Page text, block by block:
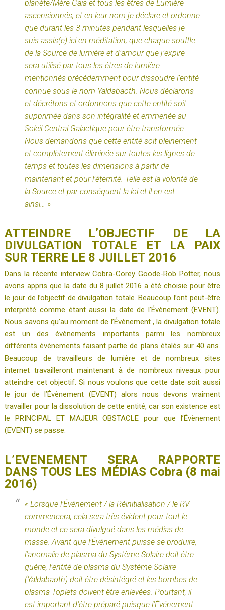
planète/Mère Gaïa et tous les êtres de Lumière
ascensionnés, et en leur nom je déclare et ordonne
que durant les 3 minutes pendant lesquelles je
suis assis(e) ici en méditation, que chaque souffle
de la Source de lumière et d’amour que j’expire
sera utilisé par tous les êtres de lumière
mentionnés précédemment pour dissoudre l’entité
connue sous le nom Yaldabaoth. Nous déclarons
et décrétons et ordonnons que cette entité soit
supprimée dans son intégralité et emmenée au
Soleil Central Galactique pour être transformée.
Nous demandons que cette entité soit pleinement
et complètement éliminée sur toutes les lignes de
temps et toutes les dimensions à partir de
maintenant et pour l’éternité. Telle est la volonté de
la Source et par conséquent la loi et il en est
ainsi… »
ATTEINDRE L’OBJECTIF DE LA
DIVULGATION TOTALE ET LA PAIX
SUR TERRE LE 8 JUILLET 2016
Dans la récente interview Cobra-Corey Goode-Rob Potter, nous
avons appris que la date du 8 juillet 2016 a été choisie pour être
le jour de l’objectif de divulgation totale. Beaucoup l’ont peut-être
interprété comme étant aussi la date de l’Évènement (EVENT).
Nous savons qu’au moment de l’Évènement , la divulgation totale
est un des évènements importants parmi les nombreux
différents évènements faisant partie de plans étalés sur 40 ans.
Beaucoup de travailleurs de lumière et de nombreux sites
internet travailleront maintenant à de nombreux niveaux pour
atteindre cet objectif. Si nous voulons que cette date soit aussi
le jour de l’Évènement (EVENT) alors nous devons vraiment
travailler pour la dissolution de cette entité, car son existence est
le PRINCIPAL ET MAJEUR OBSTACLE pour que l’Évènement
(EVENT) se passe.
L’EVENEMENT SERA RAPPORTE
DANS TOUS LES MÉDIAS Cobra (8 mai
2016)
« Lorsque l’Événement / la Réinitialisation / le RV
commencera, cela sera très évident pour tout le
monde et ce sera divulgué dans les médias de
masse. Avant que l’Événement puisse se produire,
l’anomalie de plasma du Système Solaire doit être
guérie, l’entité de plasma du Système Solaire
(Yaldabaoth) doit être désintégré et les bombes de
plasma Toplets doivent être enlevées. Pourtant, il
est important d’être préparé puisque l’Événement